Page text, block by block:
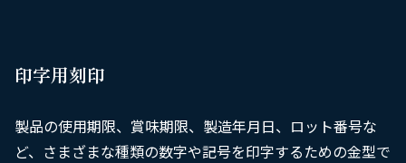
採用情報
印字用刻印
製品の使用期限、賞味期限、製造年月日、ロット番号な
ど、さまざまな種類の数字や記号を印字するための金型で